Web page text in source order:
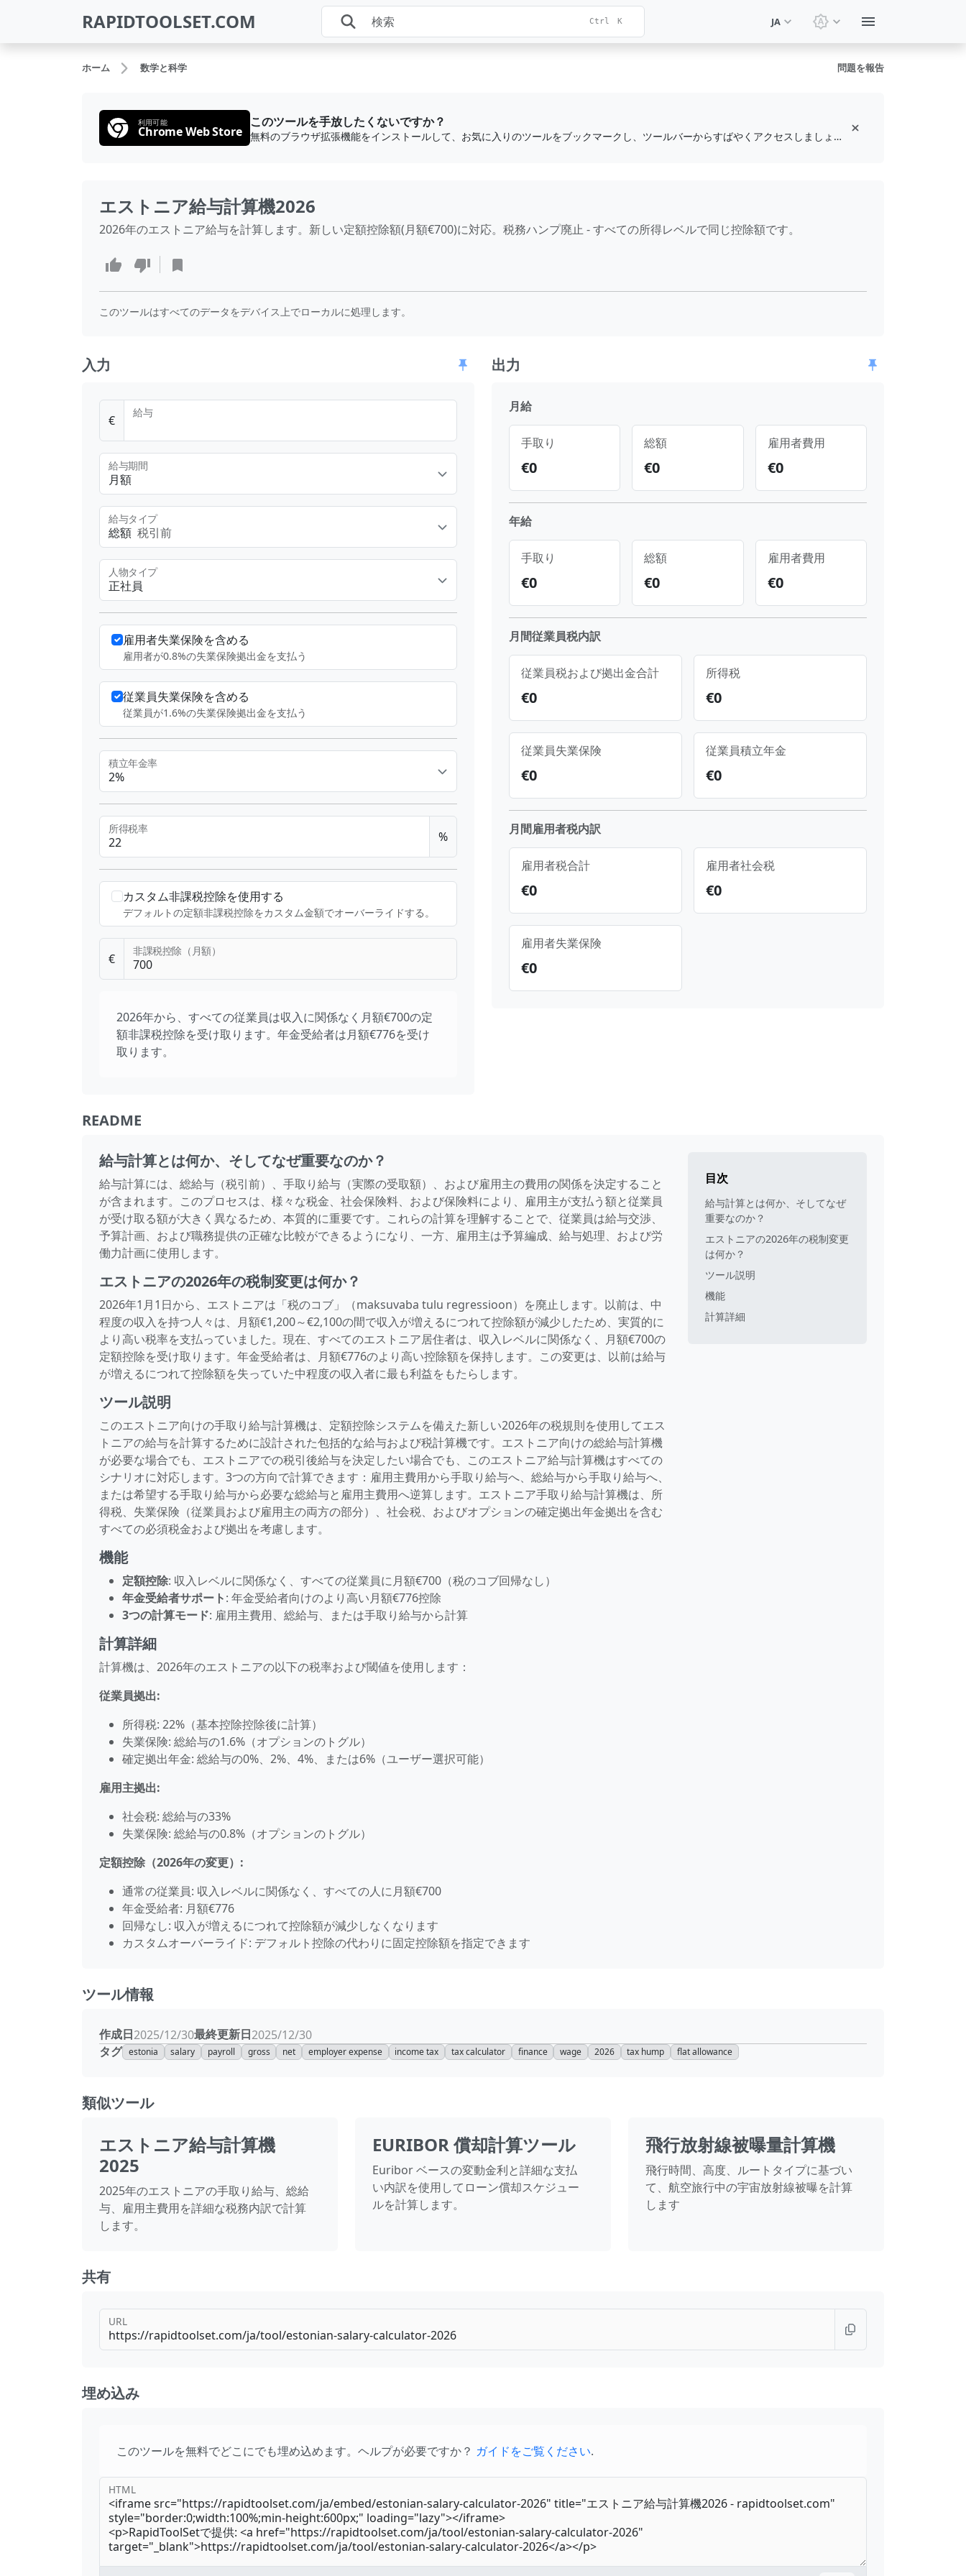
RAPIDTOOLSET.COM Ctrl K JA テーマを切り替え: システ
ホーム 数学と科学 問題を報告
利用可能
Chrome Web Store
このツールを手放したくないですか？
無料のブラウザ拡張機能をインストールして、お気に入りのツールをブックマークし、ツールバーからすばやくアクセスしましょう
エストニア給与計算機2026
2026年のエストニア給与を計算します。新しい定額控除額(月額€700)に対応。税務ハンプ廃止 - すべての所得レベルで同じ控除額です。
このツールはすべてのデータをデバイス上でローカルに処理します。
入力
€
給与
月額
給与期間
総額 税引前
給与タイプ
正社員
人物タイプ
雇用者失業保険を含める
雇用者が0.8%の失業保険拠出金を支払う
従業員失業保険を含める
従業員が1.6%の失業保険拠出金を支払う
2%
積立年金率
所得税率
%
カスタム非課税控除を使用する
デフォルトの定額非課税控除をカスタム金額でオーバーライドする。
€
非課税控除（月額）
2026年から、すべての従業員は収入に関係なく月額€700の定
額非課税控除を受け取ります。年金受給者は月額€776を受け
取ります。
出力
月給
手取り
€0
総額
€0
雇用者費用
€0
年給
手取り
€0
総額
€0
雇用者費用
€0
月間従業員税内訳
従業員税および拠出金合計
€0
所得税
€0
従業員失業保険
€0
従業員積立年金
€0
月間雇用者税内訳
雇用者税合計
€0
雇用者社会税
€0
雇用者失業保険
€0
README
給与計算とは何か、そしてなぜ重要なのか？
給与計算には、総給与（税引前）、手取り給与（実際の受取額）、および雇用主の費用の関係を決定すること
が含まれます。このプロセスは、様々な税金、社会保険料、および保険料により、雇用主が支払う額と従業員
が受け取る額が大きく異なるため、本質的に重要です。これらの計算を理解することで、従業員は給与交渉、
予算計画、および職務提供の正確な比較ができるようになり、一方、雇用主は予算編成、給与処理、および労
働力計画に使用します。
エストニアの2026年の税制変更は何か？
2026年1月1日から、エストニアは「税のコブ」（maksuvaba tulu regressioon）を廃止します。以前は、中
程度の収入を持つ人々は、月額€1,200～€2,100の間で収入が増えるにつれて控除額が減少したため、実質的に
より高い税率を支払っていました。現在、すべてのエストニア居住者は、収入レベルに関係なく、月額€700の
定額控除を受け取ります。年金受給者は、月額€776のより高い控除額を保持します。この変更は、以前は給与
が増えるにつれて控除額を失っていた中程度の収入者に最も利益をもたらします。
ツール説明
このエストニア向けの手取り給与計算機は、定額控除システムを備えた新しい2026年の税規則を使用してエス
トニアの給与を計算するために設計された包括的な給与および税計算機です。エストニア向けの総給与計算機
が必要な場合でも、エストニアでの税引後給与を決定したい場合でも、このエストニア給与計算機はすべての
シナリオに対応します。3つの方向で計算できます：雇用主費用から手取り給与へ、総給与から手取り給与へ、
または希望する手取り給与から必要な総給与と雇用主費用へ逆算します。エストニア手取り給与計算機は、所
得税、失業保険（従業員および雇用主の両方の部分）、社会税、およびオプションの確定拠出年金拠出を含む
すべての必須税金および拠出を考慮します。
機能
定額控除: 収入レベルに関係なく、すべての従業員に月額€700（税のコブ回帰なし）
年金受給者サポート: 年金受給者向けのより高い月額€776控除
3つの計算モード: 雇用主費用、総給与、または手取り給与から計算
計算詳細
計算機は、2026年のエストニアの以下の税率および閾値を使用します：
従業員拠出:
所得税: 22%（基本控除控除後に計算）
失業保険: 総給与の1.6%（オプションのトグル）
確定拠出年金: 総給与の0%、2%、4%、または6%（ユーザー選択可能）
雇用主拠出:
社会税: 総給与の33%
失業保険: 総給与の0.8%（オプションのトグル）
定額控除（2026年の変更）:
通常の従業員: 収入レベルに関係なく、すべての人に月額€700
年金受給者: 月額€776
回帰なし: 収入が増えるにつれて控除額が減少しなくなります
カスタムオーバーライド: デフォルト控除の代わりに固定控除額を指定できます
目次
給与計算とは何か、そしてなぜ
重要なのか？
エストニアの2026年の税制変更
は何か？
ツール説明
機能
計算詳細
ツール情報
作成日2025/12/30最終更新日2025/12/30
タグ estonia salary payroll gross net employer expense income tax tax calculator finance wage 2026 tax hump flat allowance
類似ツール
エストニア給与計算機
2025
2025年のエストニアの手取り給与、総給
与、雇用主費用を詳細な税務内訳で計算
します。
EURIBOR 償却計算ツール
Euribor ベースの変動金利と詳細な支払
い内訳を使用してローン償却スケジュー
ルを計算します。
飛行放射線被曝量計算機
飛行時間、高度、ルートタイプに基づい
て、航空旅行中の宇宙放射線被曝を計算
します
共有
URL
埋め込み
このツールを無料でどこにでも埋め込めます。ヘルプが必要ですか？ ガイドをご覧ください.
HTML